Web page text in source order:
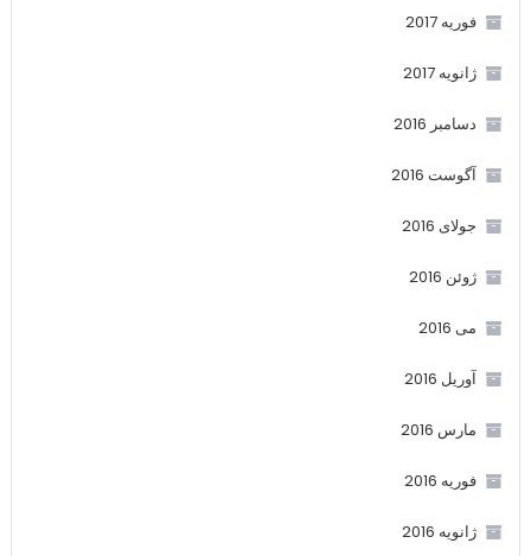
فوریه 2017
ژانویه 2017
دسامبر 2016
آگوست 2016
جولای 2016
ژوئن 2016
می 2016
آوریل 2016
مارس 2016
فوریه 2016
ژانویه 2016